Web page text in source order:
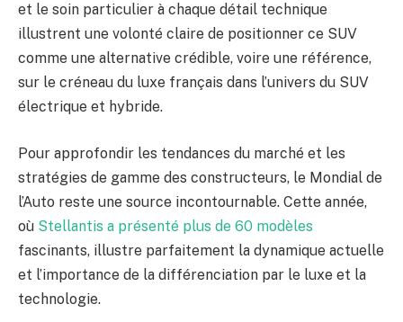
et le soin particulier à chaque détail technique
illustrent une volonté claire de positionner ce SUV
comme une alternative crédible, voire une référence,
sur le créneau du luxe français dans l’univers du SUV
électrique et hybride.
Pour approfondir les tendances du marché et les
stratégies de gamme des constructeurs, le Mondial de
l’Auto reste une source incontournable. Cette année,
où Stellantis a présenté plus de 60 modèles
fascinants, illustre parfaitement la dynamique actuelle
et l’importance de la différenciation par le luxe et la
technologie.